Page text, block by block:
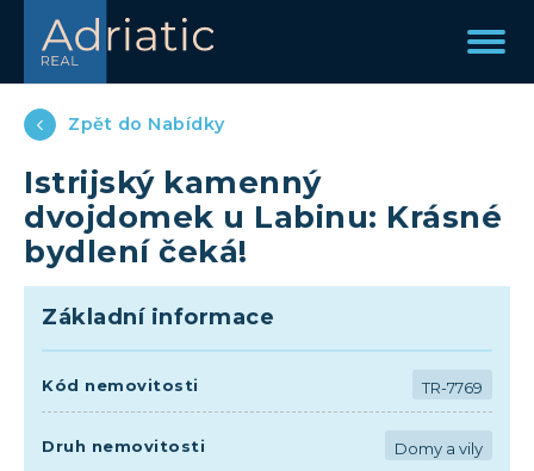
Zpět do Nabídky
Istrijský kamenný
dvojdomek u Labinu: Krásné
bydlení čeká!
Základní informace
Kód nemovitosti TR-7769
Druh nemovitosti Domy a vily